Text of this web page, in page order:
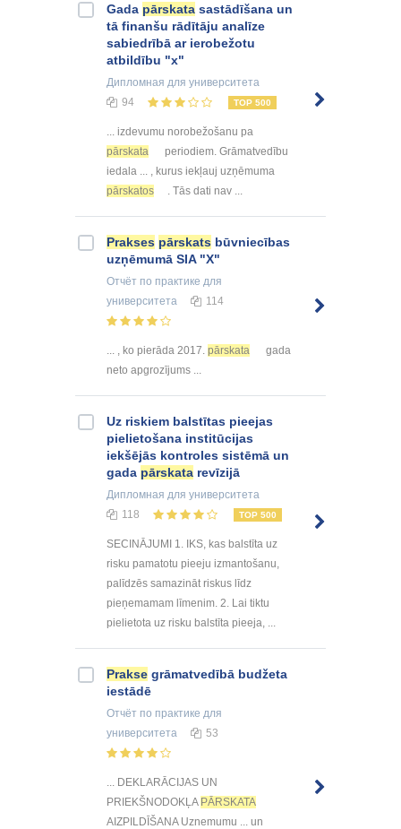
Gada pārskata sastādīšana un
tā finanšu rādītāju analīze
sabiedrībā ar ierobežotu
atbildību "x"
Дипломная для университета
94
TOP 500
... izdevumu norobežošanu pa
pārskata
periodiem. Grāmatvedību
iedala ... , kurus iekļauj uzņēmuma
pārskatos
. Tās dati nav ...
Prakses pārskats būvniecības
uzņēmumā SIA "X"
Отчёт по практике для
университета
114
... , ko pierāda 2017. pārskata
gada
neto apgrozījums ...
Uz riskiem balstītas pieejas
pielietošana institūcijas
iekšējās kontroles sistēmā un
gada pārskata revīzijā
Дипломная для университета
118
TOP 500
SECINĀJUMI 1. IKS, kas balstīta uz
risku pamatotu pieeju izmantošanu,
palīdzēs samazināt riskus līdz
pieņemamam līmenim. 2. Lai tiktu
pielietota uz risku balstīta pieeja, ...
Prakse grāmatvedībā budžeta
iestādē
Отчёт по практике для
университета
53
... DEKLARĀCIJAS UN
PRIEKŠNODOKĻA PĀRSKATA
AIZPILDĪŠANA Uznemumu ... un